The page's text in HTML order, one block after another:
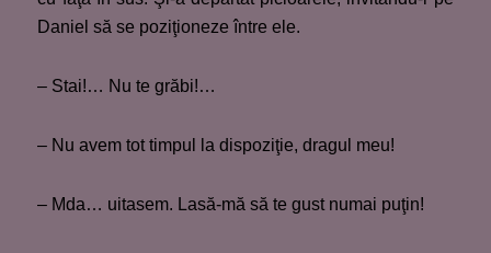
Daniel să se poziţioneze între ele.
– Stai!… Nu te grăbi!…
– Nu avem tot timpul la dispoziţie, dragul meu!
– Mda… uitasem. Lasă-mă să te gust numai puţin!